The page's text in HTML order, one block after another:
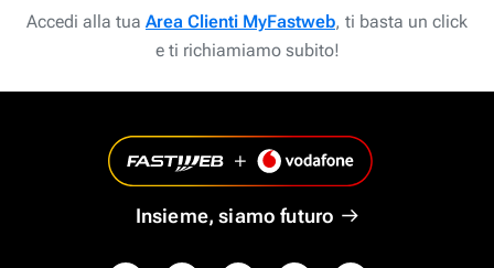
Accedi alla tua Area Clienti MyFastweb, ti basta un click
e ti richiamiamo subito!
Insieme, siamo futuro